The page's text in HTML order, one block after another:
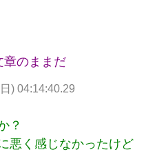
章のままだ
) 04:14:40.29
？
悪く感じなかったけど